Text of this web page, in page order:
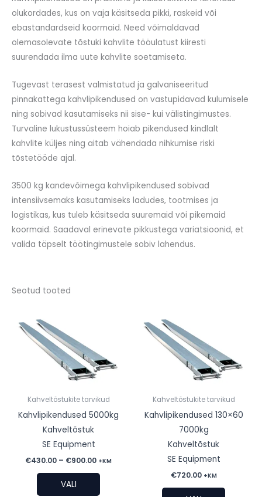
olukordades, kus on vaja käsitseda pikki, raskeid või
ebastandardseid koormaid. Need võimaldavad
olemasolevate tõstuki kahvlite tööulatust kiiresti
suurendada ilma uute kahvlite soetamiseta.
Tugevast terasest valmistatud ja galvaniseeritud
pinnakattega kahvlipikendused on vastupidavad kulumisele
ning sobivad kasutamiseks nii sise- kui välistingimustes.
Turvaline lukustussüsteem hoiab pikendused kindlalt
kahvlite küljes ning aitab vähendada nihkumise riski
tõstetööde ajal.
3500 kg kandevõimega kahvlipikendused sobivad
intensiivsemaks kasutamiseks ladudes, tootmises ja
logistikas, kus tuleb käsitseda suuremaid või pikemaid
koormaid. Saadaval erinevate pikkustega variatsioonid, et
valida täpselt töötingimustele sobiv lahendus.
Seotud tooted
Kahveltõstukite tarvikud
Kahvlipikendused 5000kg
Kahveltõstuk
SE Equipment
€430.00 – €900.00Hinnavahemik:
kuni
+KM
VALI
Sellel
Kahveltõstukite tarvikud
Kahvlipikendused 130×60
7000kg
Kahveltõstuk
SE Equipment
€720.00 +KM
Sellel